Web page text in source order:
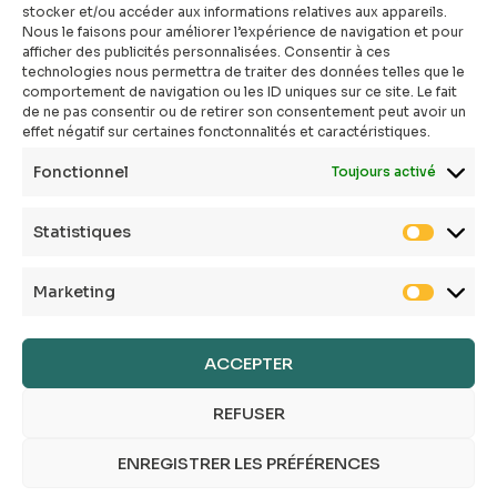
stocker et/ou accéder aux informations relatives aux appareils.
Nous le faisons pour améliorer l’expérience de navigation et pour
afficher des publicités personnalisées. Consentir à ces
technologies nous permettra de traiter des données telles que le
comportement de navigation ou les ID uniques sur ce site. Le fait
de ne pas consentir ou de retirer son consentement peut avoir un
effet négatif sur certaines fonctonnalités et caractéristiques.
Fonctionnel Toujours activé
Statistiques
Marketing
ACCEPTER
REFUSER
ENREGISTRER LES PRÉFÉRENCES
#atopik_community
Qui sommes-nous ?
Mon compte
Contact
E-shop
Toutes les box
Politique de cookies